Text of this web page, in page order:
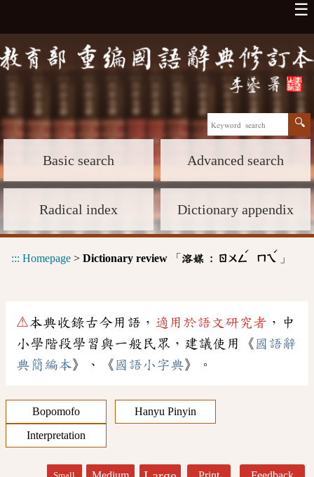
☰
Basic search Advanced search
Radical index Dictionary appendix
::: Homepage > Dictionary review 「 溶媒 : ㄖㄨㄥ
ˊ
ㄇㄟ
ˊ
」
⚠本典收錄古今用語， 適用於語文研究者 ，中
小學階段學習與一般民眾，建議使用《 國語辭
典簡編本》、《 國語小字典》。
Bopomofo
Hanyu Pinyin
Interpretation